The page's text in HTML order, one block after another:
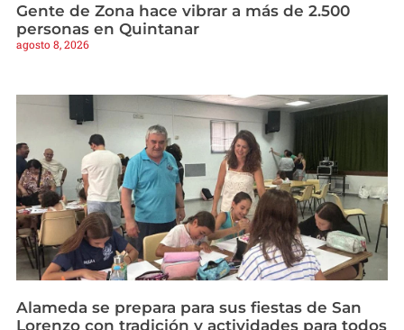
Gente de Zona hace vibrar a más de 2.500
personas en Quintanar
agosto 8, 2026
Alameda se prepara para sus fiestas de San
Lorenzo con tradición y actividades para todos